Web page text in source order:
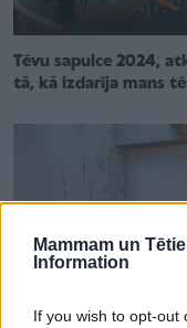
Mammam un
Information
If you wish to opt-out
Tēvu sapulce 2024,
tā, kā izdarīja mans